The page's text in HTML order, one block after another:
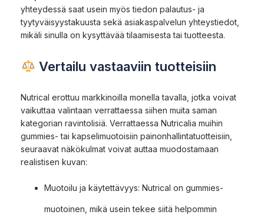
yhteydessä saat usein myös tiedon palautus- ja
tyytyväisyystakuusta sekä asiakaspalvelun yhteystiedot,
mikäli sinulla on kysyttävää tilaamisesta tai tuotteesta.
Vertailu vastaaviin tuotteisiin
Nutrical erottuu markkinoilla monella tavalla, jotka voivat
vaikuttaa valintaan verrattaessa siihen muita saman
kategorian ravintolisiä. Verrattaessa Nutricalia muihin
gummies- tai kapselimuotoisiin painonhallintatuotteisiin,
seuraavat näkökulmat voivat auttaa muodostamaan
realistisen kuvan:
Muotoilu ja käytettävyys: Nutrical on gummies-
muotoinen, mikä usein tekee siitä helpommin